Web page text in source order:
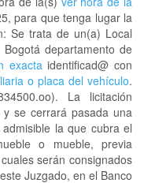
para que tenga lugar la
Se trata de un(a) Local
departamento de
exactaidentificad@ con
o placa del vehículo.
La licitación
se cerrará pasada una
la que cubra el
o mueble, previa
serán consignados
Juzgado, en el Banco